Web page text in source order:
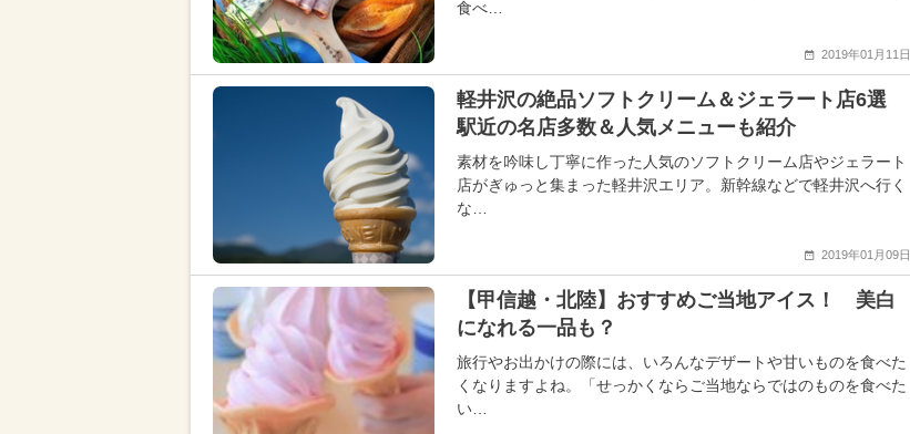
食べ…
2019年01月11日
軽井沢の絶品ソフトクリーム＆ジェラート店6選
駅近の名店多数＆人気メニューも紹介
素材を吟味し丁寧に作った人気のソフトクリーム店やジェラート
店がぎゅっと集まった軽井沢エリア。新幹線などで軽井沢へ行く
な…
2019年01月09日
【甲信越・北陸】おすすめご当地アイス！ 美白
になれる一品も？
旅行やお出かけの際には、いろんなデザートや甘いものを食べた
くなりますよね。「せっかくならご当地ならではのものを食べた
い…